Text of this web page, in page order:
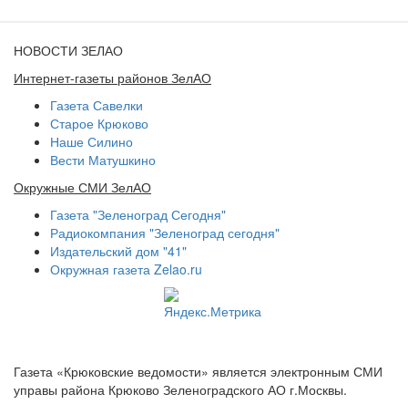
НОВОСТИ ЗЕЛАО
Интернет-газеты районов ЗелАО
Газета Савелки
Старое Крюково
Наше Силино
Вести Матушкино
Окружные СМИ ЗелАО
Газета "Зеленоград Сегодня"
Радиокомпания "Зеленоград сегодня"
Издательский дом "41"
Окружная газета Zelao.ru
Газета «Крюковские ведомости» является электронным СМИ
управы района Крюково Зеленоградского АО г.Москвы.